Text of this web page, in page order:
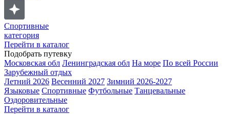
Спортивные
категория
Перейти в каталог
Подобрать путевку
Московская обл Ленинградская обл На море По всей России
Зарубежный отдых
Летний 2026 Весенний 2027 Зимний 2026-2027
Языковые Спортивные Футбольные Танцевальные
Оздоровительные
Перейти в каталог